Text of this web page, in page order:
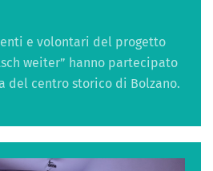
e volontari del progetto
weiter” hanno partecipato
del centro storico di Bolzano.